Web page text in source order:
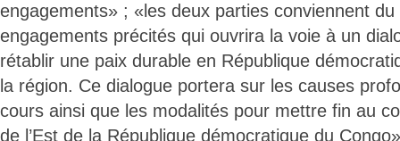
engagements» ; «les deux parties conviennent
engagements précités qui ouvrira la voie à un
rétablir une paix durable en République
la région. Ce dialogue portera sur les causes
cours ainsi que les modalités pour mettre fin au
de l’Est de la République démocratique du